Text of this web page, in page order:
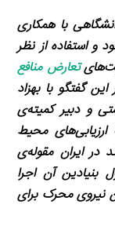
با همکاری
و استفاده از نظر
تعارض منافع
گفتگو با بهزاد
و دبیر کمیته‌ی
ارزیابی‌های محیط
در ایران مقوله‌ی
آن اجرا
نیروی محرک برای